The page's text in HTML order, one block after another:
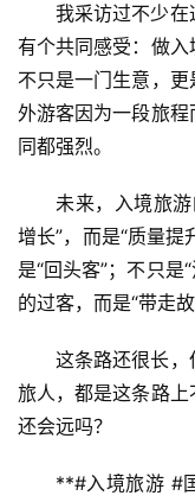
我采访过不少在
有个共同感受：做
不只是一门生意，
外游客因为一段旅
同都强烈。
未来，入境旅
增长”，而是“质量提
是“回头客”；不只是
的过客，而是“带走故
这条路还很长
旅人，都是这条路
还会远吗？
**#入境旅游 #